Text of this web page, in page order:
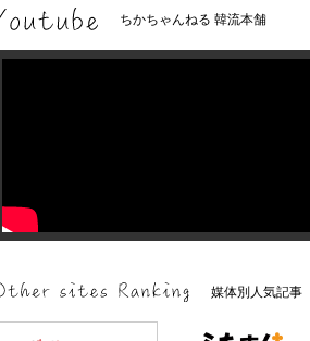
ちかちゃんねる 韓流本舗
媒体別人気記事